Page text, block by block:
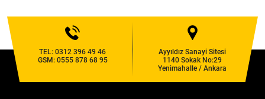
TEL:0312 396 49 46
GSM: 0555 878 68 95
Ayyıldız Sanayi Sitesi
1140 Sokak No:29
Yenimahalle / Ankara